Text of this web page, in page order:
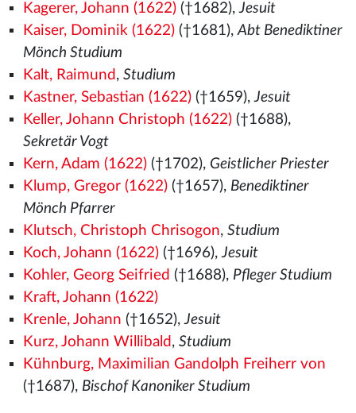
Kagerer, Johann (1622)(†1682),Jesuit
Kaiser, Dominik (1622)(†1681),Abt Benediktiner
Mönch Studium
Kalt, Raimund , Studium
Kastner, Sebastian (1622)(†1659),Jesuit
Keller, Johann Christoph (1622)(†1688),
Sekretär Vogt
Kern, Adam (1622)(†1702), Geistlicher Priester
Klump, Gregor (1622)(†1657), Benediktiner
Mönch Pfarrer
Klutsch, Christoph Chrisogon, Studium
Koch, Johann (1622)(†1696),Jesuit
Kohler, Georg Seifried (†1688), Pfleger Studium
Kraft, Johann (1622)
Krenle, Johann (†1652),Jesuit
Kurz, Johann Willibald , Studium
Kühnburg, Maximilian Gandolph Freiherr von
(†1687), Bischof Kanoniker Studium